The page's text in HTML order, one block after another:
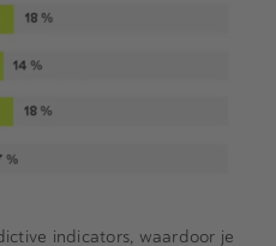
indicators, waardoor je